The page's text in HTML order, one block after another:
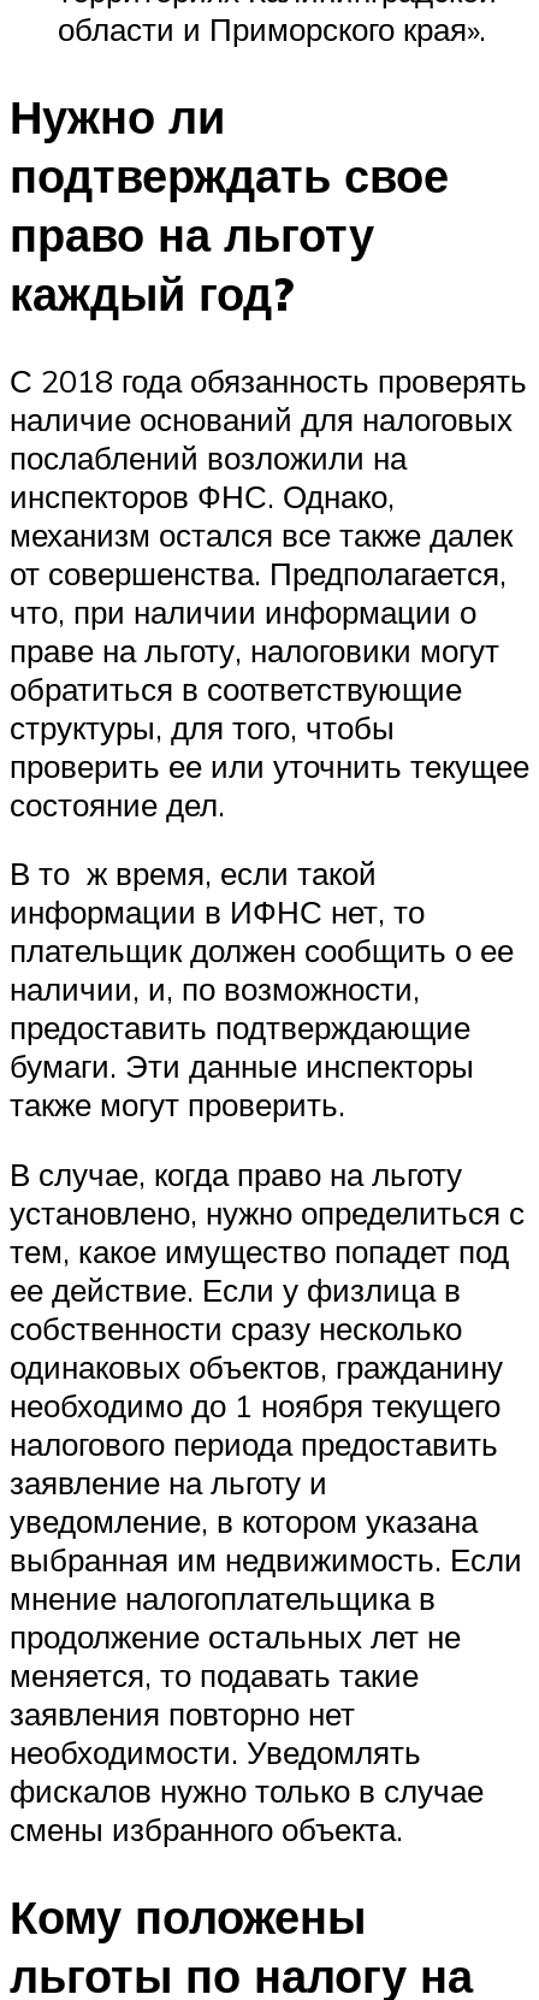
области и Приморского края».
Нужно ли
подтверждать свое
право на льготу
каждый год?
С 2018 года обязанность проверять
наличие оснований для налоговых
послаблений возложили на
инспекторов ФНС. Однако,
механизм остался все также далек
от совершенства. Предполагается,
что, при наличии информации о
праве на льготу, налоговики могут
обратиться в соответствующие
структуры, для того, чтобы
проверить ее или уточнить текущее
состояние дел.
В то ж время, если такой
информации в ИФНС нет, то
плательщик должен сообщить о ее
наличии, и, по возможности,
предоставить подтверждающие
бумаги. Эти данные инспекторы
также могут проверить.
В случае, когда право на льготу
установлено, нужно определиться с
тем, какое имущество попадет под
ее действие. Если у физлица в
собственности сразу несколько
одинаковых объектов, гражданину
необходимо до 1 ноября текущего
налогового периода предоставить
заявление на льготу и
уведомление, в котором указана
выбранная им недвижимость. Если
мнение налогоплательщика в
продолжение остальных лет не
меняется, то подавать такие
заявления повторно нет
необходимости. Уведомлять
фискалов нужно только в случае
смены избранного объекта.
Кому положены
льготы по налогу на